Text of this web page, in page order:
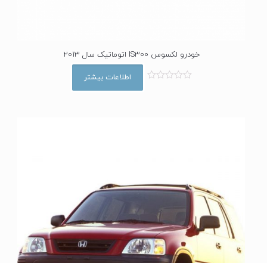
خودرو لکسوس IS300 اتوماتیک سال 2013
اطلاعات بیشتر